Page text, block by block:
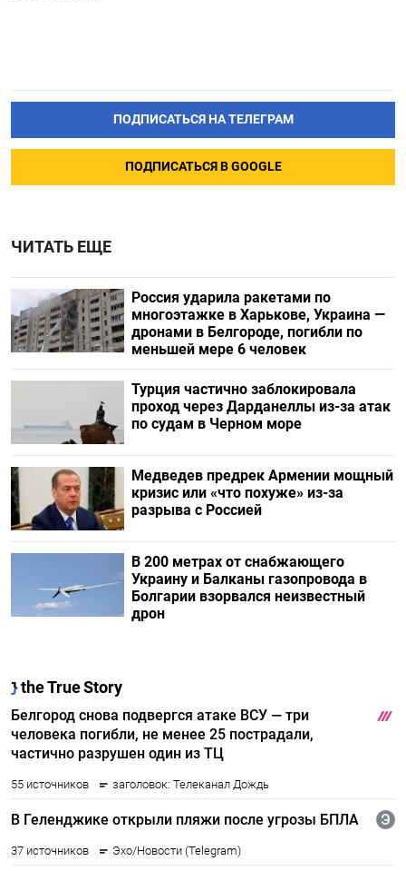
ПОДПИСАТЬСЯ НА ТЕЛЕГРАМ
ПОДПИСАТЬСЯ В GOOGLE
ЧИТАТЬ ЕЩЕ
Россия ударила ракетами по
многоэтажке в Харькове, Украина —
дронами в Белгороде, погибли по
меньшей мере 6 человек
Турция частично заблокировала
проход через Дарданеллы из-за атак
по судам в Черном море
Медведев предрек Армении мощный
кризис или «что похуже» из-за
разрыва с Россией
В 200 метрах от снабжающего
Украину и Балканы газопровода в
Болгарии взорвался неизвестный
дрон